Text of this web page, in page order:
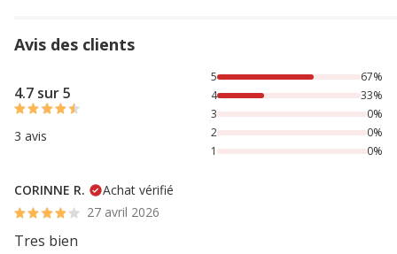
Avis des clients
4.7 sur 5
3 avis
67% des personnes lont noté avec {1} étoiles, 33% des
5
67%
4
33%
3
0%
2
0%
1
0%
CORINNE R.
Achat vérifié
27 avril 2026
Tres bien